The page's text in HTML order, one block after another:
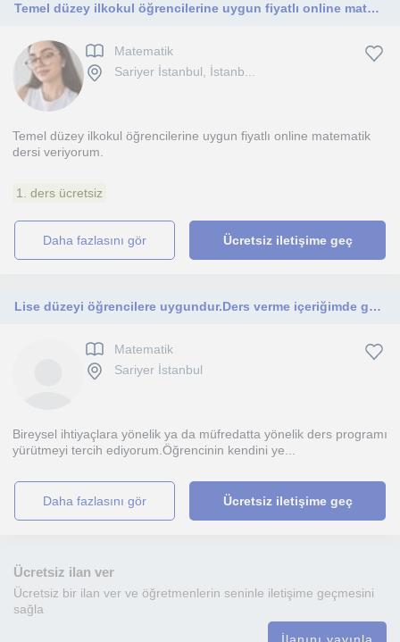
Temel düzey ilkokul öğrencilerine uygun fiyatlı online matematik dersi veriyorum
Matematik
Sariyer İstanbul, İstanb...
Temel düzey ilkokul öğrencilerine uygun fiyatlı online matematik
dersi veriyorum.
1. ders ücretsiz
daha fazlasını gör Ücretsiz iletişime geç
Lise düzeyi öğrencilere uygundur.Ders verme içeriğimde geometri de vardır.
Matematik
Sariyer İstanbul
Bireysel ihtiyaçlara yönelik ya da müfredatta yönelik ders programı
yürütmeyi tercih ediyorum.Öğrencinin kendini ye...
daha fazlasını gör Ücretsiz iletişime geç
Ücretsiz ilan ver
Ücretsiz bir ilan ver ve öğretmenlerin seninle iletişime geçmesini
sağla